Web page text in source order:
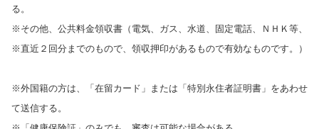
る。
※その他、公共料金領収書（電気、ガス、水道、固定電話、ＮＨＫ等、
※直近２回分までのもので、領収押印があるもので有効なものです。）
※外国籍の方は、「在留カード」または「特別永住者証明書」をあわせ
て送信する。